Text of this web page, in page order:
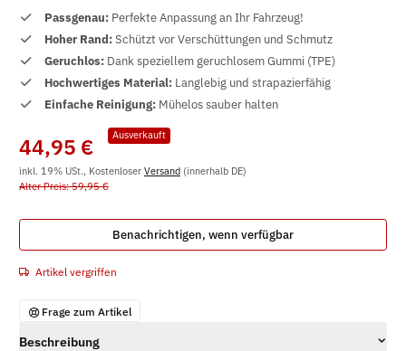
Passgenau: Perfekte Anpassung an Ihr Fahrzeug!
Hoher Rand:Schützt vor Verschüttungen und Schmutz
Geruchlos: Dank speziellem geruchlosem Gummi (TPE)
Hochwertiges Material: Langlebig und strapazierfähig
Einfache Reinigung: Mühelos sauber halten
Ausverkauft
44,95 €
inkl. 19% USt., Kostenloser Versand (innerhalb DE)
Alter Preis: 59,95 €
Benachrichtigen, wenn verfügbar
Artikel vergriffen
Frage zum Artikel
Beschreibung